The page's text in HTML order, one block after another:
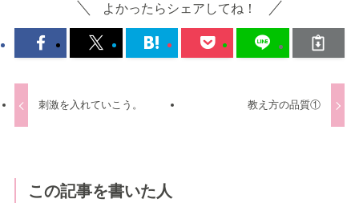
よかったらシェアしてね！
刺激を入れていこう。 教え方の品質①
この記事を書いた人